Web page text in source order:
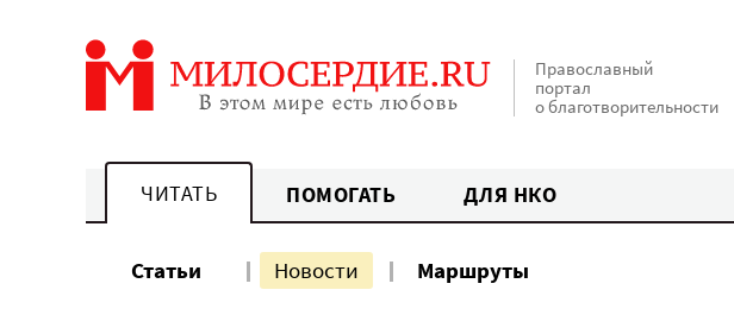
Православный
портал
о благотворительности
ЧИТАТЬ ПОМОГАТЬ ДЛЯ НКО
Статьи Новости Маршруты